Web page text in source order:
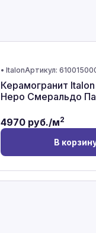
• ItalonАртикул:
Керамогранит
Неро Смеральдо
4970руб./м2
В